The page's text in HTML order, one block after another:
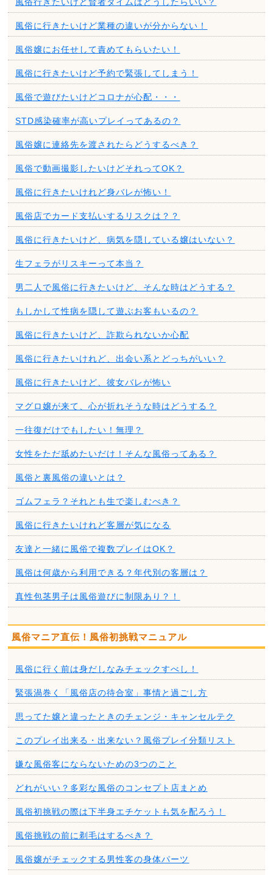
風俗に行きたいけど業種の違いが分からない！
風俗嬢にお任せして責めてもらいたい！
風俗に行きたいけど予約で緊張してしまう！
風俗で遊びたいけどコロナが心配・・・
STD感染確率が高いプレイってあるの？
風俗嬢に連絡先を渡されたらどうするべき？
風俗で動画撮影したいけどそれってOK？
風俗に行きたいけれど身バレが怖い！
風俗店でカード支払いするリスクは？？
風俗に行きたいけど、病気を隠している嬢はいない？
生フェラがリスキーって本当？
男二人で風俗に行きたいけど、そんな時はどうする？
もしかして性病を隠して遊ぶお客もいるの？
風俗に行きたいけど、詐欺られないか心配
風俗に行きたいけれど、出会い系とどっちがいい？
風俗に行きたいけど、彼女バレが怖い
マグロ嬢が来て、心が折れそうな時はどうする？
一往復だけでもしたい！無理？
女性をただ舐めたいだけ！そんな風俗ってある？
風俗と裏風俗の違いとは？
ゴムフェラ？それとも生で楽しむべき？
風俗に行きたいけれど客層が気になる
友達と一緒に風俗で複数プレイはOK？
風俗は何歳から利用できる？年代別の客層は？
真性包茎男子は風俗遊びに制限あり？！
風俗マニア直伝！風俗初挑戦マニュアル
風俗に行く前は身だしなみチェックすべし！
緊張渦巻く「風俗店の待合室」事情と過ごし方
思ってた嬢と違ったときのチェンジ・キャンセルテク
このプレイ出来る・出来ない？風俗プレイ分類リスト
嫌な風俗客にならないための3つのこと
どれがいい？多彩な風俗のコンセプト店まとめ
風俗初挑戦の際は下半身エチケットも気を配ろう！
風俗挑戦の前に剃毛はするべき？
風俗嬢がチェックする男性客の身体パーツ